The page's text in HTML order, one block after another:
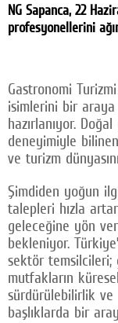
Yazarlar
İletişim
A24 SOSYAL MEDYA
Facebook
Google Plus
© 2026 TÜM HAKLARI
NG Sapanca, 22
profesyonellerini
Gastronomi
isimlerini bir
hazırlanıyor.
deneyimiyle
ve turizm
Şimdiden yoğun
talepleri hızla
geleceğine yön
bekleniyor.
sektör temsilcileri;
mutfakların
sürdürülebilirlik
başlıklarda bir